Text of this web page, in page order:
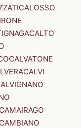
CALOSSO
CALTO
CALVATONE
CALVI
CAMAIRAGO
CAMBIANO